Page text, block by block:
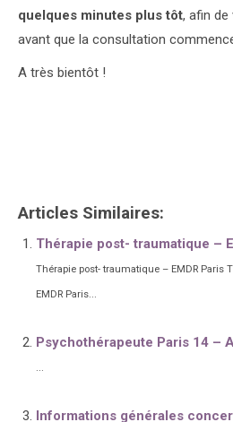
quelques minutes plus tôt, afin de
avant que la consultation
A très bientôt !
Articles Similaires:
Thérapie post- traumatique –
Thérapie post- traumatique – EMDR Paris
EMDR Paris...
Psychothérapeute Paris 14 –
...
Informations générales